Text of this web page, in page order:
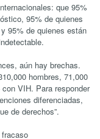
que 95%
95% de quienes
95% de quienes están
aún hay brechas.
hombres, 71,000
VIH. Para responder
diferenciadas,
de derechos”.